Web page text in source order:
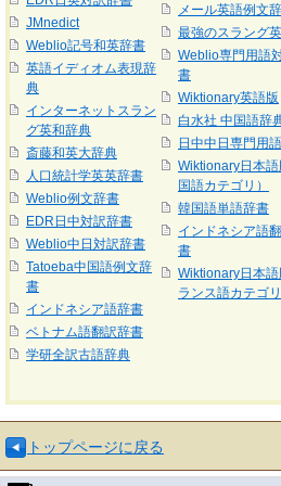
JMnedict
Weblio記号和英辞書
英語イディオム表現辞
典
インターネットスラン
グ英和辞典
斎藤和英大辞典
人口統計学英英辞書
Weblio例文辞書
EDR日中対訳辞書
Weblio中日対訳辞書
Tatoeba中国語例文辞
書
インドネシア語辞書
ベトナム語翻訳辞書
学研全訳古語辞典
メール英語例文
最強のスラング
Weblio専門用語
書
Wiktionary英語版
白水社 中国語辞
日中中日専門用
Wiktionary日本語
国語カテゴリ）
韓国語単語辞書
インドネシア語
書
Wiktionary日本語
ランス語カテゴリ
トップページに戻る